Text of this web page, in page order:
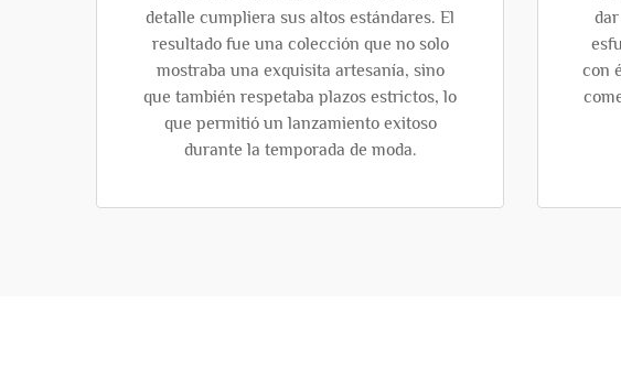
detalle cumpliera sus altos estándares. El
resultado fue una colección que no solo
mostraba una exquisita artesanía, sino
que también respetaba plazos estrictos, lo
que permitió un lanzamiento exitoso
durante la temporada de moda.
con